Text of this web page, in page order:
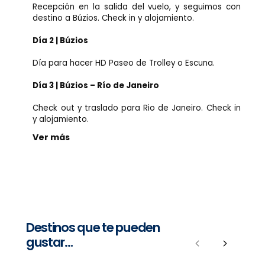
Recepción en la salida del vuelo, y seguimos con
destino a Búzios. Check in y alojamiento.
Día 2 | Búzios
Día para hacer HD Paseo de Trolley o Escuna.
Día 3 | Búzios – Río de Janeiro
Check out y traslado para Rio de Janeiro. Check in
y alojamiento.
Ver más
Destinos que te pueden
gustar…
PreviousNext